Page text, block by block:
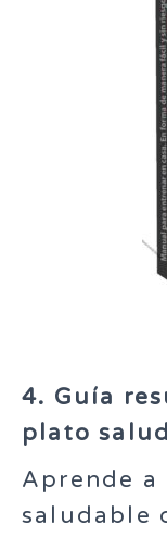
4. Guía
plato
Aprende
saludable